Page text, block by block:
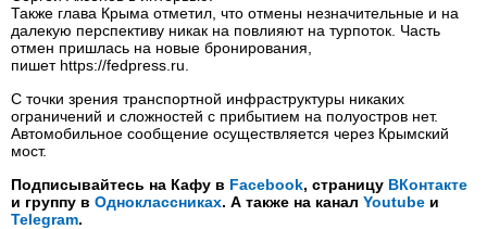
Также глава Крыма отметил, что отмены незначительные и на
далекую перспективу никак на повлияют на турпоток. Часть
отмен пришлась на новые бронирования,
пишет https://fedpress.ru.
С точки зрения транспортной инфраструктуры никаких
ограничений и сложностей с прибытием на полуостров нет.
Автомобильное сообщение осуществляется через Крымский
мост.
Подписывайтесь на Кафу в Facebook, страницу ВКонтакте
и группу в Одноклассниках. А также на канал Youtube и
Telegram.